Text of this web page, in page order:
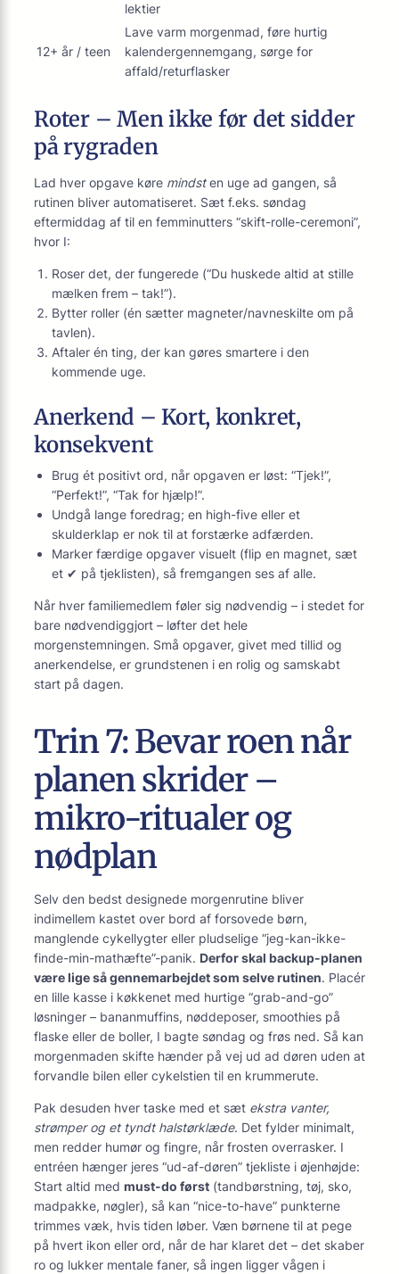
lektier
12+ år / teen
Lave varm morgenmad, føre hurtig
kalender­gennemgang, sørge for
affald/returflasker
Roter – Men ikke før det sidder
på rygraden
Lad hver opgave køre mindsten uge ad gangen, så
rutinen bliver automatiseret. Sæt f.eks. søndag
eftermiddag af til en femminutters “skift-rolle-ceremoni”,
hvor I:
Roser det, der fungerede (“Du huskede altid at stille
mælken frem – tak!”).
Bytter roller (én sætter magneter/navneskilte om på
tavlen).
Aftaler én ting, der kan gøres smartere i den
kommende uge.
Anerkend – Kort, konkret,
konsekvent
Brug ét positivt ord, når opgaven er løst: “Tjek!”,
“Perfekt!”, “Tak for hjælp!”.
Undgå lange foredrag; en high-five eller et
skulderklap er nok til at forstærke adfærden.
Marker færdige opgaver visuelt (flip en magnet, sæt
et ✔ på tjeklisten), så fremgangen ses af alle.
Når hver familie­medlem føler sig nødvendig – i stedet for
bare nødvendig­gjort – løfter det hele
morgenstemningen. Små opgaver, givet med tillid og
anerkendelse, er grundstenen i en rolig og samskabt
start på dagen.
Trin 7: Bevar roen når
planen skrider –
mikro-ritualer og
nødplan
Selv den bedst designede morgenrutine bliver
indimellem kastet over bord af forsovede børn,
manglende cykellygter eller pludselige “jeg-kan-ikke-
finde-min-mathæfte”-panik. Derfor skal backup-planen
være lige så gennemarbejdet som selve rutinen. Placér
en lille kasse i køkkenet med hurtige “grab-and-go”
løsninger – bananmuffins, nøddeposer, smoothies på
flaske eller de boller, I bagte søndag og frøs ned. Så kan
morgenmaden skifte hænder på vej ud ad døren uden at
forvandle bilen eller cykelstien til en krummerute.
Pak desuden hver taske med et sæt ekstra vanter,
strømper og et tyndt halstørklæde. Det fylder minimalt,
men redder humør og fingre, når frosten overrasker. I
entréen hænger jeres “ud-af-døren” tjekliste i øjenhøjde:
Start altid med must-do først (tandbørstning, tøj, sko,
madpakke, nøgler), så kan “nice-to-have” punkterne
trimmes væk, hvis tiden løber. Væn børnene til at pege
på hvert ikon eller ord, når de har klaret det – det skaber
ro og lukker mentale faner, så ingen ligger vågen i